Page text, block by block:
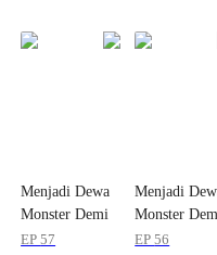
Menjadi Dewa
Monster Demi
Valkyrie
EP57
Menjadi
Monster
Valkyrie
EP56